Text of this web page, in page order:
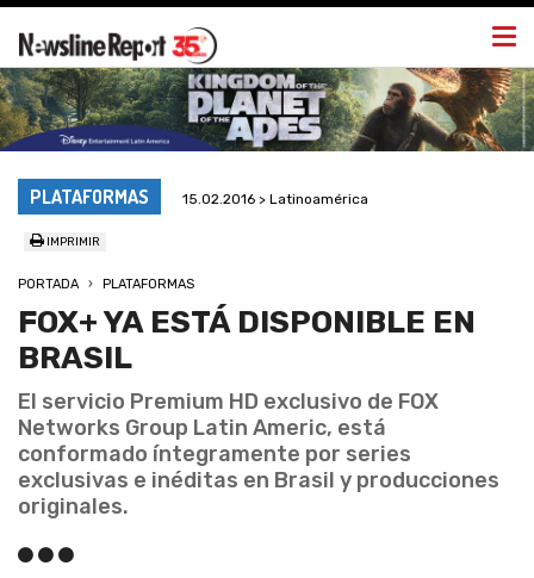
PLATAFORMAS 15.02.2016 > Latinoamérica
IMPRIMIR
PORTADA PLATAFORMAS
FOX+ YA ESTÁ DISPONIBLE EN
BRASIL
El servicio Premium HD exclusivo de FOX
Networks Group Latin Americ, está
conformado íntegramente por series
exclusivas e inéditas en Brasil y producciones
originales.